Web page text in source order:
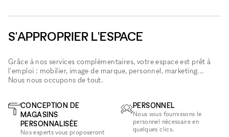
S'APPROPRIER L'ESPACE
Grâce à nos services complémentaires, votre espace est prêt à
l'emploi : mobilier, image de marque, personnel, marketing...
Nous nous occupons de tout.
CONCEPTION DE
MAGASINS
PERSONNALISÉE
Nos experts vous proposeront
PERSONNEL
Nous vous fournissons le
personnel nécessaire en
quelques clics.